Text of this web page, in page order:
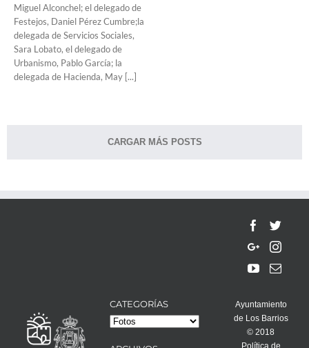
Miguel Alconchel; el delegado de
Festejos, Daniel Pérez Cumbre;la
delegada de Servicios Sociales,
Sara Lobato, el delegado de
Urbanismo, Pablo García; la
delegada de Hacienda, May [...]
CARGAR MÁS POSTS
CATEGORÍAS
Categorías
Ayuntamiento
de Los Barrios
© 2018